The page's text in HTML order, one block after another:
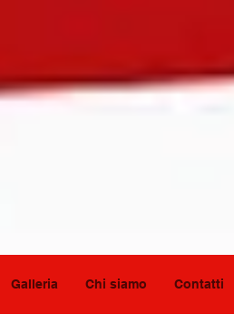
Galleria Chi siamo Contatti